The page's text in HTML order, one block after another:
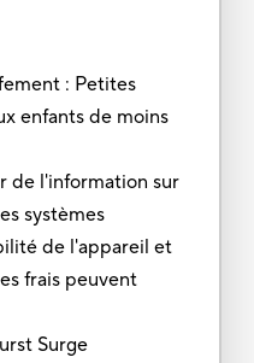
: Petites
enfants de moins
de l'information sur
systèmes
de l'appareil et
frais peuvent
Surge